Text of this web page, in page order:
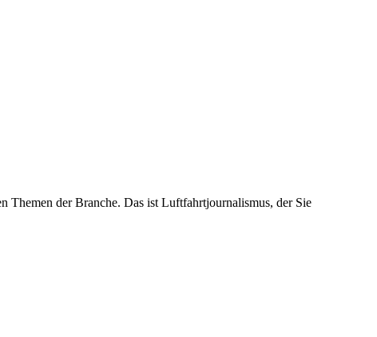
Themen der Branche. Das ist Luftfahrtjournalismus, der Sie